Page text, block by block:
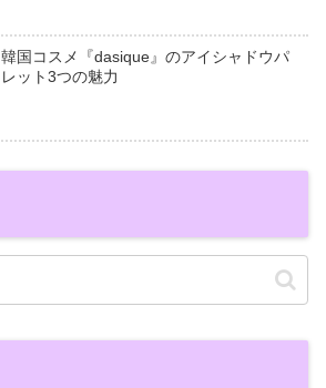
韓国コスメ『dasique』のアイシャドウパ
レット3つの魅力